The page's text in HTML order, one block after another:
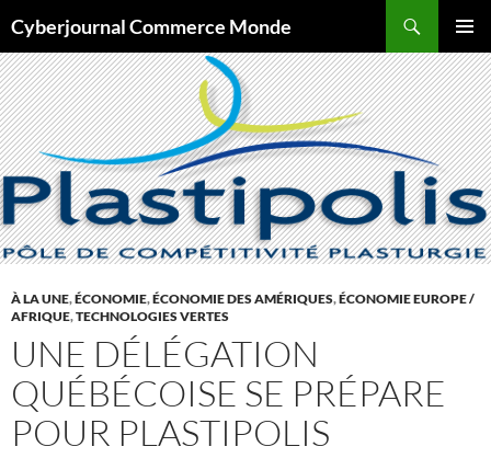
au
contenu
Cyberjournal Commerce Monde
MENU
À LA UNE,ÉCONOMIE,ÉCONOMIE DES AMÉRIQUES,ÉCONOMIE EUROPE /
AFRIQUE,TECHNOLOGIES VERTES
UNE DÉLÉGATION
QUÉBÉCOISE SE PRÉPARE
POUR PLASTIPOLIS